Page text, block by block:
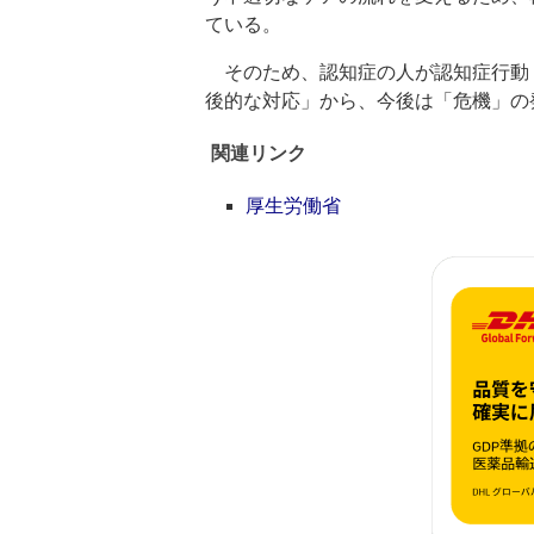
ている。
そのため、認知症の人が認知症行
後的な対応」から、今後は「危機」
関連リンク
厚生労働省